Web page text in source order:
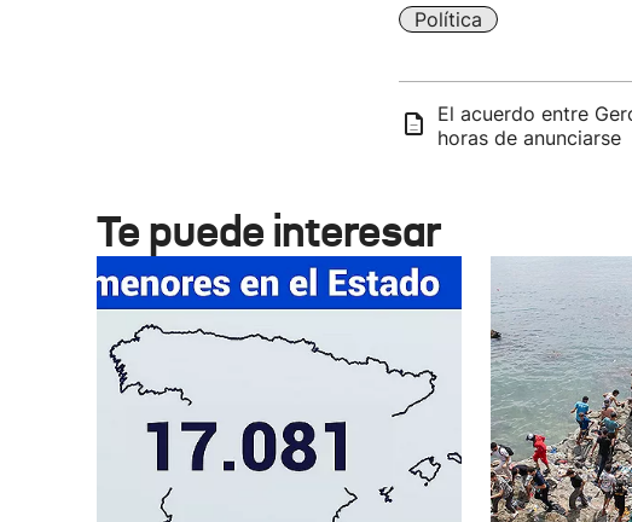
Política
El acuerdo entre
horas de anunciarse
Te puede interesar